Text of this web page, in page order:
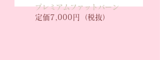
プレミアムファットバーン
定価7,000円 ​（税抜）